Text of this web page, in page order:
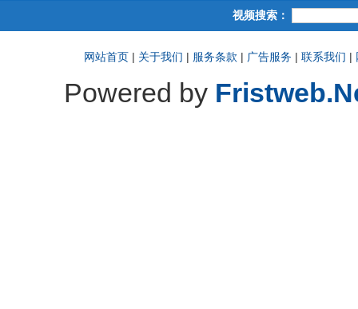
视频搜索：
网站首页 | 关于我们 | 服务条款 | 广告服务 |联系我们 |
Powered by